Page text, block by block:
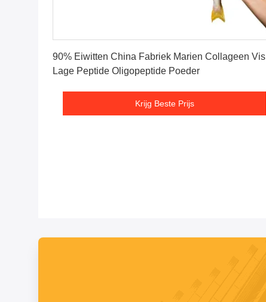
90% Eiwitten China Fabriek Marien Collageen Vis
Lage Peptide Oligopeptide Poeder
Krijg Beste Prijs